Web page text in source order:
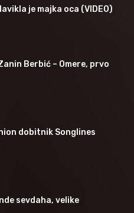
je majka oca (VIDEO)
Berbić – Omere, prvo
dobitnik Songlines
sevdaha, velike